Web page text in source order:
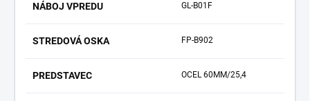
NÁBOJ VPREDU GL-B01F
STREDOVÁ OSKA FP-B902
PREDSTAVEC OCEL 60MM/25,4